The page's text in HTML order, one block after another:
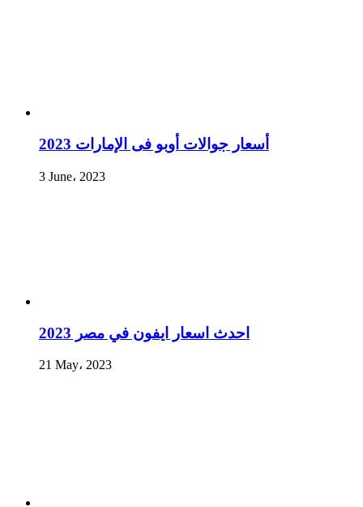
أسعار جوالات أوبو فى الإمارات 2023
3 June، 2023
احدث اسعار ايفون في مصر 2023
21 May، 2023